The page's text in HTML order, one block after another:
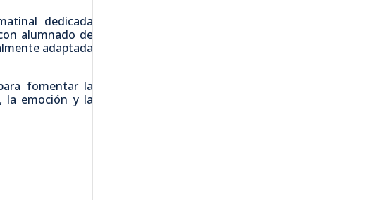
dedicada
alumnado de
adaptada
fomentar la
la emoción y la